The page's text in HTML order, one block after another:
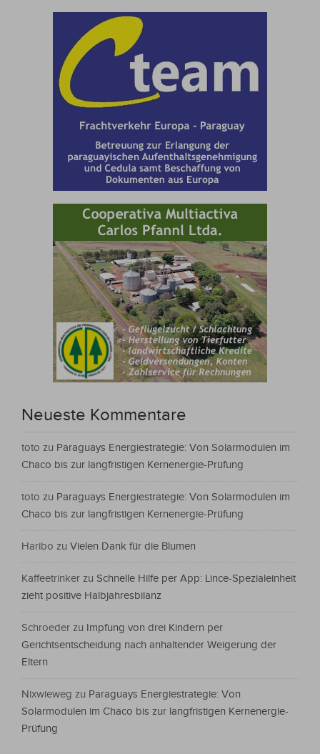
Neueste Kommentare
toto zu Paraguays Energiestrategie: Von Solarmodulen im
Chaco bis zur langfristigen Kernenergie-Prüfung
toto zu Paraguays Energiestrategie: Von Solarmodulen im
Chaco bis zur langfristigen Kernenergie-Prüfung
Haribo zu Vielen Dank für die Blumen
Kaffeetrinker zu Schnelle Hilfe per App: Lince-Spezialeinheit
zieht positive Halbjahresbilanz
Schroeder zu Impfung von drei Kindern per
Gerichtsentscheidung nach anhaltender Weigerung der
Eltern
Nixwieweg zu Paraguays Energiestrategie: Von
Solarmodulen im Chaco bis zur langfristigen Kernenergie-
Prüfung